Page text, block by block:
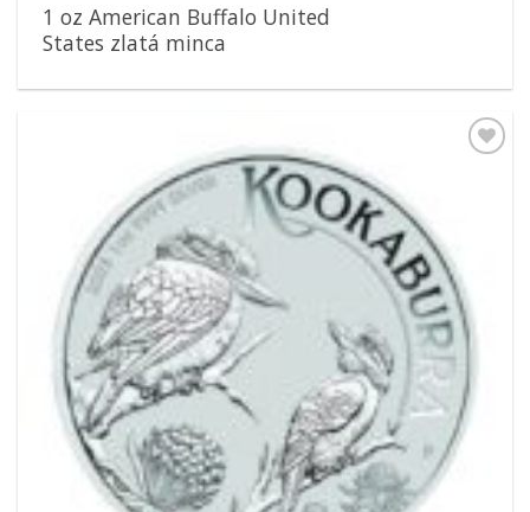
1 oz American Buffalo United
States zlatá minca